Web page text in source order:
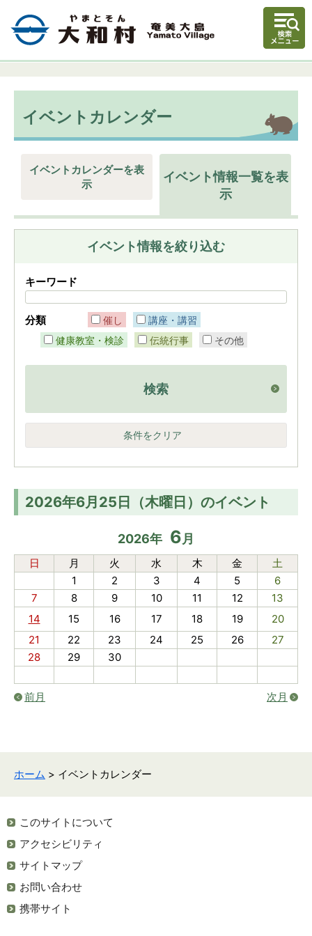
イベントカレンダー
イベントカレンダーを表
示
イベント情報一覧を表
示
イベント情報を絞り込む
キーワード
分類 催し
講座・講習
健康教室・検診
伝統行事 その他
検索
条件をクリア
2026年6月25日（木曜日）のイベント
2026年 6月
日 月 火 水 木 金
土
1
2 3 4 5
6
7
8 9 10 11 12
13
14
15 16 17 18 19
20
21
22 23 24 25 26
27
28
29 30
前月 次月
ホーム > イベントカレンダー
このサイトについて
アクセシビリティ
サイトマップ
お問い合わせ
携帯サイト